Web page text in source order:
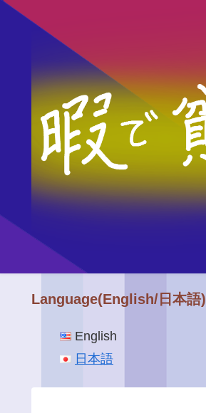
Language(English/日本語)
English
日本語